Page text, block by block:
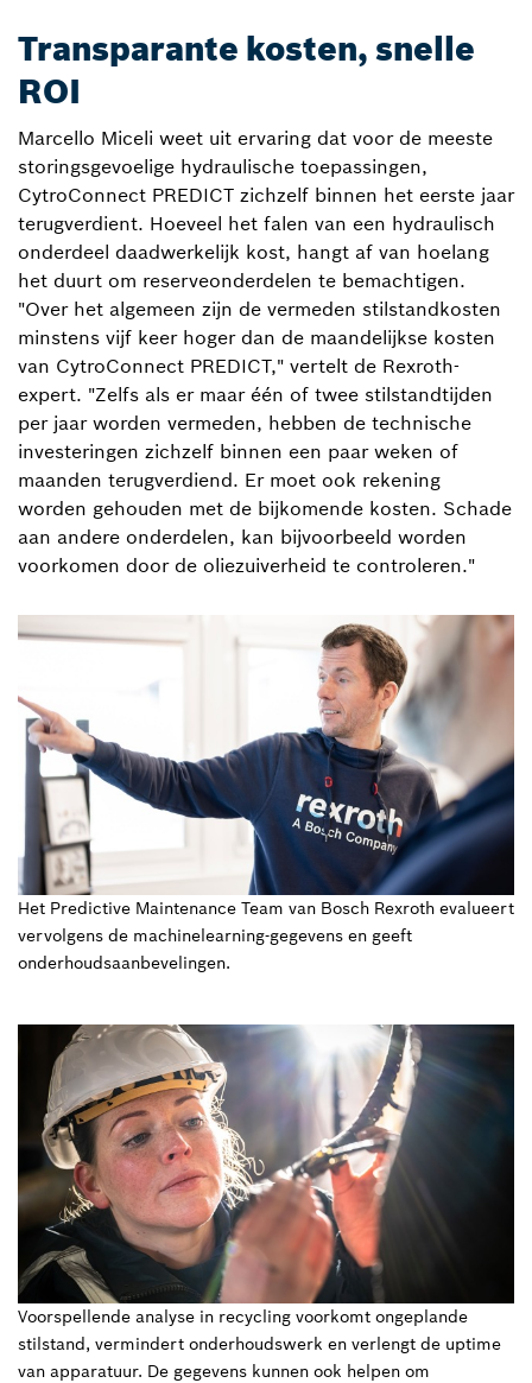
Transparante kosten, snelle
ROI
Marcello Miceli weet uit ervaring dat voor de meeste
storingsgevoelige hydraulische toepassingen,
CytroConnect PREDICT zichzelf binnen het eerste jaar
terugverdient. Hoeveel het falen van een hydraulisch
onderdeel daadwerkelijk kost, hangt af van hoelang
het duurt om reserveonderdelen te bemachtigen.
"Over het algemeen zijn de vermeden stilstandkosten
minstens vijf keer hoger dan de maandelijkse kosten
van CytroConnect PREDICT," vertelt de Rexroth-
expert. "Zelfs als er maar één of twee stilstandtijden
per jaar worden vermeden, hebben de technische
investeringen zichzelf binnen een paar weken of
maanden terugverdiend. Er moet ook rekening
worden gehouden met de bijkomende kosten. Schade
aan andere onderdelen, kan bijvoorbeeld worden
voorkomen door de oliezuiverheid te controleren."
Het Predictive Maintenance Team van Bosch Rexroth evalueert
vervolgens de machinelearning-gegevens en geeft
onderhoudsaanbevelingen.
Voorspellende analyse in recycling voorkomt ongeplande
stilstand, vermindert onderhoudswerk en verlengt de uptime
van apparatuur. De gegevens kunnen ook helpen om